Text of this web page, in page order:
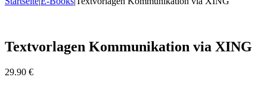
Textvorlagen Kommunikation via XING
29.90 €